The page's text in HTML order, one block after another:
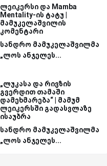
ლეიკერსი და Mamba
Mentality-ის ტატუ |
მამუკელაშვილის
კომენტარი
სანდრო მამუკელაშვილმა
„ლოს ანჯელეს...
„ლუკასა და რივზის
გვერდით თამაში
დამეხმარება“ | მამუმ
ლეიკერსში გადასვლაზე
ისაუბრა
სანდრო მამუკელაშვილმა
„ლოს ანჯელეს...